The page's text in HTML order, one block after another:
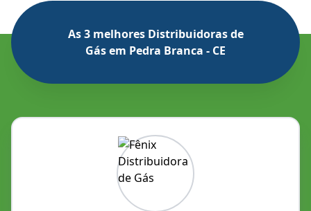
As 3 melhores Distribuidoras de
Gás em Pedra Branca - CE